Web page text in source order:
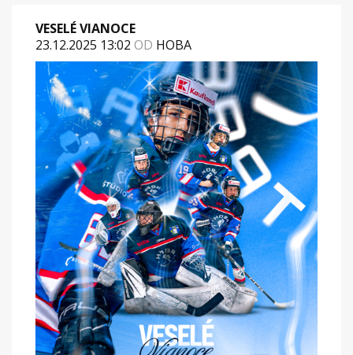
VESELÉ VIANOCE
23.12.2025 13:02 OD HOBA